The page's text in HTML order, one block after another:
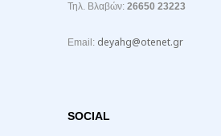
Τηλ. Βλαβών: 26650 23223
Email: deyahg@otenet.gr
SOCIAL